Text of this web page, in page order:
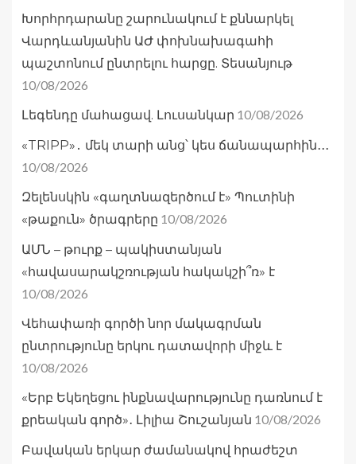
Խորհրդարանը շարունակում է քննարկել
Վարդևանյանին ԱԺ փոխնախագահի
պաշտոնում ընտրելու հարցը. Տեսանյութ
10/08/2026
Լեգենդը մահացավ. Լուսանկար 10/08/2026
«TRIPP»․ մեկ տարի անց՝ կես ճանապարհին․․․
10/08/2026
Զելենսկին «գաղտնազերծում է» Պուտինի
«թաքուն» ծրագրերը 10/08/2026
ԱՄՆ – թուրք – պակիստանյան
«հավասարակշռության հակակշի՞ռ» է
10/08/2026
Վեհափառի գործի նոր մակագրման
ընտրությունը երկու դատավորի միջև է
10/08/2026
«Երբ Եկեղեցու ինքնավարությունը դառնում է
քրեական գործ»․ Լիլիա Շուշանյան 10/08/2026
Բավական երկար ժամանակով հրաժեշտ